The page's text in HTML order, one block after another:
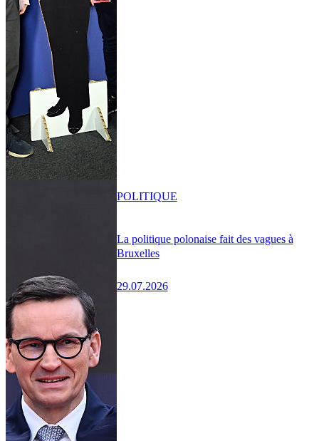
La politique polonaise fait des vagues à
Bruxelles
29.07.2026
POLITIQUE